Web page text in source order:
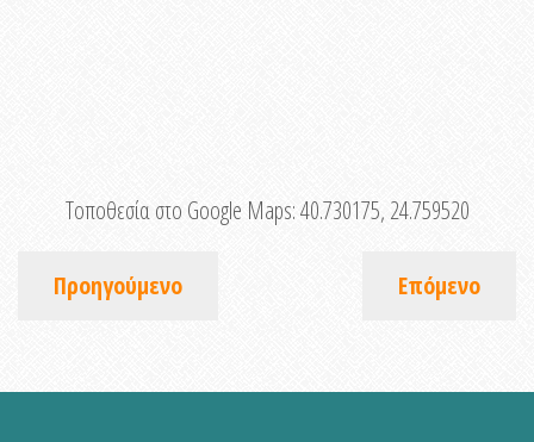
Τοποθεσία στο Google Maps:40.730175, 24.759520
Προηγούμενο Επόμενο